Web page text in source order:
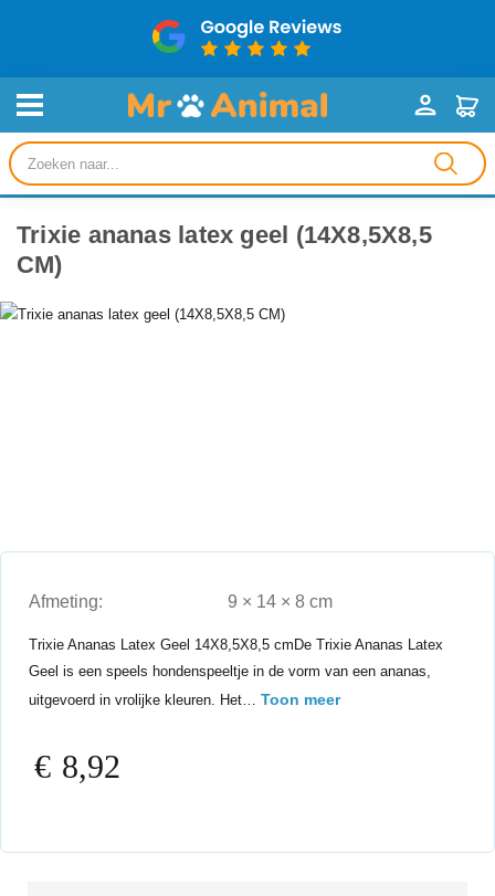
Producten
zoeken
Trixie ananas latex geel (14X8,5X8,5
CM)
Afmeting: 9 × 14 × 8 cm
Trixie Ananas Latex Geel 14X8,5X8,5 cmDe Trixie Ananas Latex
Geel is een speels hondenspeeltje in de vorm van een ananas,
uitgevoerd in vrolijke kleuren. Het… Toon meer
€ 8,92